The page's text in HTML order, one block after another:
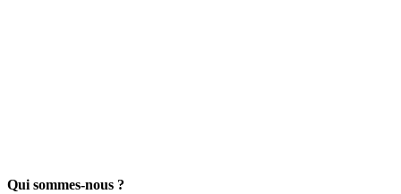
Qui sommes-nous ?